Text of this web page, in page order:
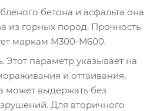
бетона и асфальта она
из горных пород. Прочность
маркам М300-М600.
Этот параметр указывает на
и оттаивания,
может выдержать без
Для вторичного